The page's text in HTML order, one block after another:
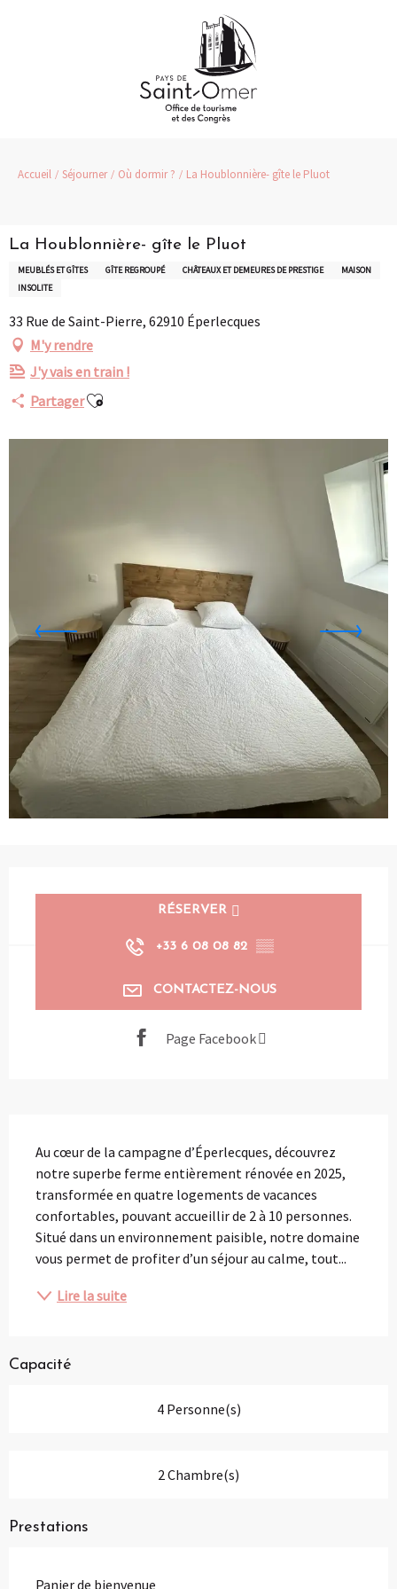
Accueil Séjourner Où dormir ? La Houblonnière- gîte le Pluot
La Houblonnière- gîte le Pluot
MEUBLÉS ET GÎTES GÎTE REGROUPÉ CHÂTEAUX ET DEMEURES DE PRESTIGE
MAISON
INSOLITE
33 Rue de Saint-Pierre, 62910 Éperlecques
M'y rendre
J'y vais en train !
PartagerAjouter aux favoris
RÉSERVER
+33 6 08 08 82 ▒▒
CONTACTEZ-NOUS
Page Facebook
Au cœur de la campagne d’Éperlecques, découvrez
notre superbe ferme entièrement rénovée en 2025,
transformée en quatre logements de vacances
confortables, pouvant accueillir de 2 à 10 personnes.
Situé dans un environnement paisible, notre domaine
vous permet de profiter d’un séjour au calme, tout...
Lire la suite
Capacité
4 Personne(s)
2 Chambre(s)
Prestations
Panier de bienvenue